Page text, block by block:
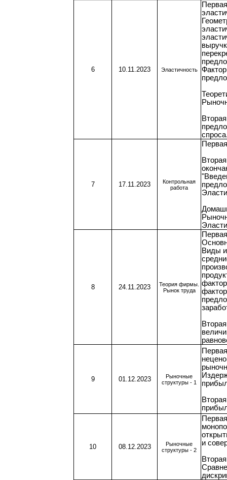
6 10.11.2023 Эластичность
7 17.11.2023
Контрольная
работа
8 24.11.2023
Теория фирмы.
Рынок труда
Виды
9 01.12.2023
Рыночные
структуры - 1
10 08.12.2023
Рыночные
структуры - 2
и